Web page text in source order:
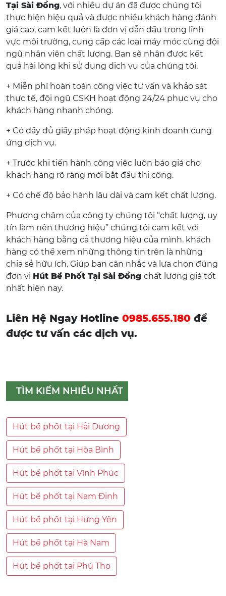
Tại Sài Đồng, với nhiều dự án đã được chúng tôi
thực hiện hiệu quả và được nhiều khách hàng đánh
giá cao, cam kết luôn là đơn vị dẫn đầu trong lĩnh
vực môi trường, cung cấp các loại máy móc cùng đội
ngũ nhân viên chất lượng. Bạn sẽ nhận được kết
quả hài lòng khi sử dụng dịch vụ của chúng tôi.
+ Miễn phí hoàn toàn công việc tư vấn và khảo sát
thực tế, đội ngũ CSKH hoạt động 24/24 phục vụ cho
khách hàng nhanh chóng.
+ Có đầy đủ giấy phép hoạt động kinh doanh cung
ứng dịch vụ.
+ Trước khi tiến hành công việc luôn báo giá cho
khách hàng rõ ràng mới bắt đầu thi công.
+ Có chế độ bảo hành lâu dài và cam kết chất lượng.
Phương châm của công ty chúng tôi “chất lượng, uy
tín làm nên thương hiệu” chúng tôi cam kết với
khách hàng bằng cả thương hiệu của mình. khách
hàng có thể xem những thông tin trên là những
chia sẻ hữu ích. Giúp bạn cân nhắc và lựa chọn đúng
đơn vị Hút Bể Phốt Tại Sài Đồng chất lượng giá tốt
nhất hiện nay.
Liên Hệ Ngay Hotline 0985.655.180 để
được tư vấn các dịch vụ.
TÌM KIẾM NHIỀU NHẤT
Hút bể phốt tại Hải Dương
Hút bể phốt tại Hòa Bình
Hút bể phốt tại Vĩnh Phúc
Hút bể phốt tại Nam Định
Hút bể phốt tại Hưng Yên
Hút bể phốt tại Hà Nam
Hút bể phốt tại Phú Thọ